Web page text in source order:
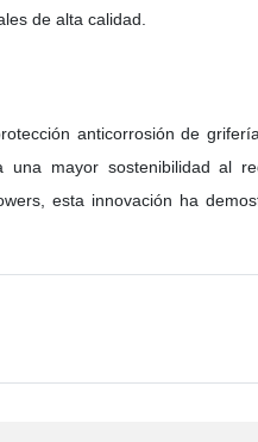
de alta calidad.
anticorrosión de
mayor sostenibilidad al
esta innovación ha